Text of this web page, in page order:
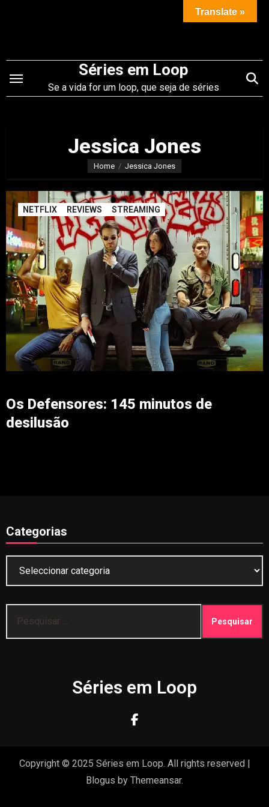
conteúdo
Séries em Loop
Se a vida for um loop, que seja de séries
Jessica Jones
Home Jessica Jones
NETFLIX REVIEWS STREAMING
Os Defensores: 145 minutos de
desilusão
Categorias
por:
Séries em Loop
Copyright © 2025 Séries em Loop. All rights reserved |
Blogus by Themeansar.
Translate »